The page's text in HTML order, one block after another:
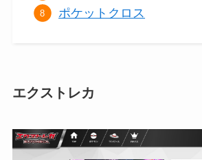
ポケットクロス
エクストレカ